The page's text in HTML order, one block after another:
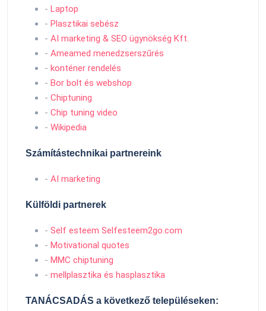
- Laptop
- Plasztikai sebész
- AI marketing & SEO ügynökség Kft.
- Ameamed menedzserszűrés
- konténer rendelés
- Bor bolt és webshop
- Chiptuning
- Chip tuning video
- Wikipedia
Számítástechnikai partnereink
- AI marketing
Külföldi partnerek
- Self esteem Selfesteem2go.com
- Motivational quotes
- MMC chiptuning
- mellplasztika és hasplasztika
TANÁCSADÁS a következő településeken: